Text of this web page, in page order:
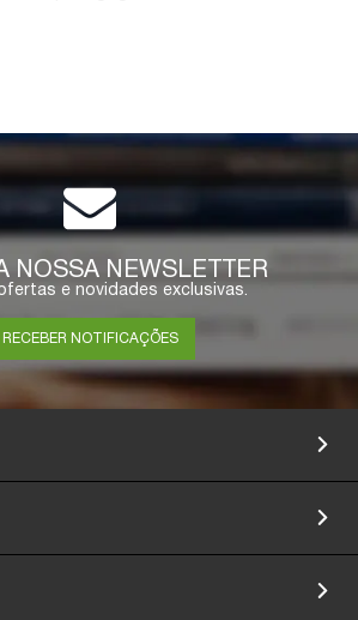
NOSSA NEWSLETTER
e novidades exclusivas.
RECEBER NOTIFICAÇÕES